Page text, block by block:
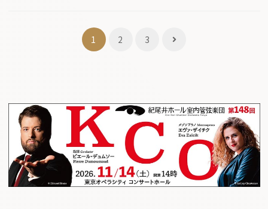
ゲ
ー
ョ
ン
1 2 3